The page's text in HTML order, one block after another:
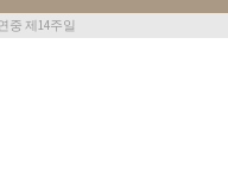
중 제14주일